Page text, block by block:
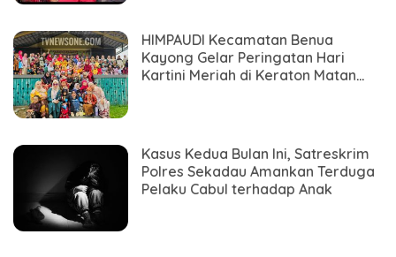
HIMPAUDI Kecamatan Benua
Kayong Gelar Peringatan Hari
Kartini Meriah di Keraton Matan
Kasus Kedua Bulan Ini, Satreskrim
Polres Sekadau Amankan Terduga
Pelaku Cabul terhadap Anak